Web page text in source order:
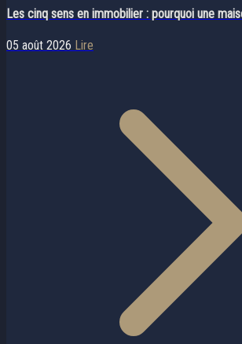
Les cinq sens en immobilier : pourquoi une
05 août 2026 Lire